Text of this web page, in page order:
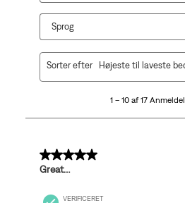
Sprog
17
1 – 10 af 17
Sorter efter Højeste til laveste
5 ud af 5 stjerner.
Great…
VERIFICERET